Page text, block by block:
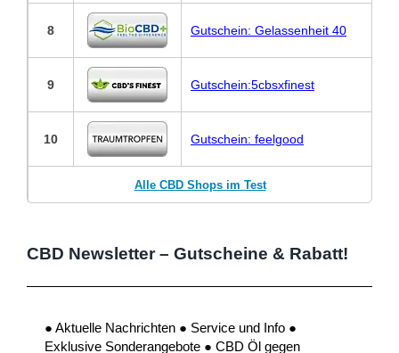
8 Gutschein: Gelassenheit 40
9 Gutschein:5cbsxfinest
10 Gutschein: feelgood
Alle CBD Shops im Test
CBD Newsletter – Gutscheine & Rabatt!
● Aktuelle Nachrichten ● Service und Info ●
Exklusive Sonderangebote ● CBD Öl gegen